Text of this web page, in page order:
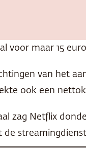
voor maar 15
van het
ook een
zag Netflix
de